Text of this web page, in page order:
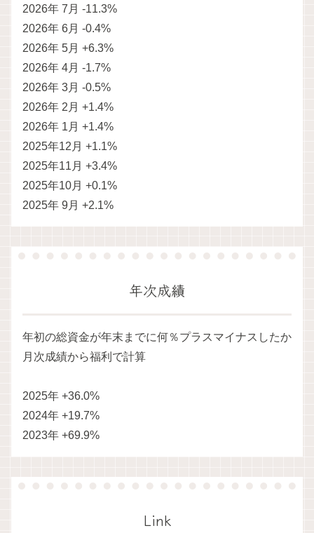
2026年 7月 -11.3%
2026年 6月 -0.4%
2026年 5月 +6.3%
2026年 4月 -1.7%
2026年 3月 -0.5%
2026年 2月 +1.4%
2026年 1月 +1.4%
2025年12月 +1.1%
2025年11月 +3.4%
2025年10月 +0.1%
2025年 9月 +2.1%
年次成績
年初の総資金が年末までに何％プラスマイナスしたか
月次成績から福利で計算
2025年 +36.0%
2024年 +19.7%
2023年 +69.9%
Link